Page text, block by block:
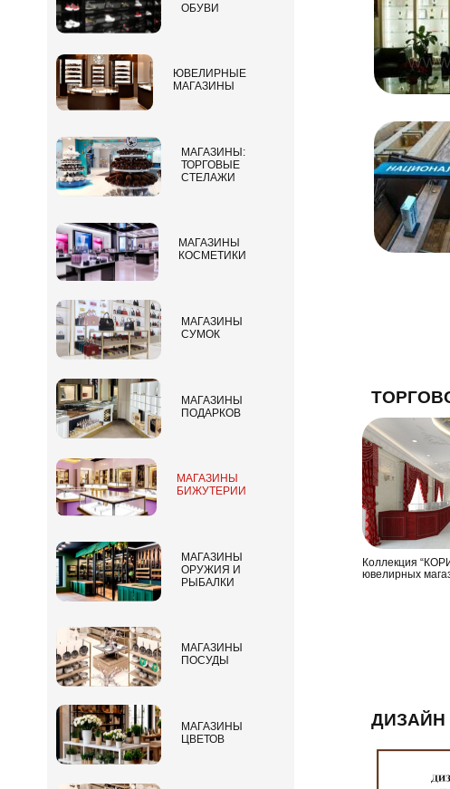
Коллекция
ювелирных
ОБУВИ
ЮВЕЛИРНЫЕ
МАГАЗИНЫ
МАГАЗИНЫ:
ТОРГОВЫЕ
СТЕЛАЖИ
МАГАЗИНЫ
КОСМЕТИКИ
МАГАЗИНЫ
СУМОК
МАГАЗИНЫ
ПОДАРКОВ
МАГАЗИНЫ
БИЖУТЕРИИ
МАГАЗИНЫ
ОРУЖИЯ И
РЫБАЛКИ
МАГАЗИНЫ
ПОСУДЫ
МАГАЗИНЫ
ЦВЕТОВ